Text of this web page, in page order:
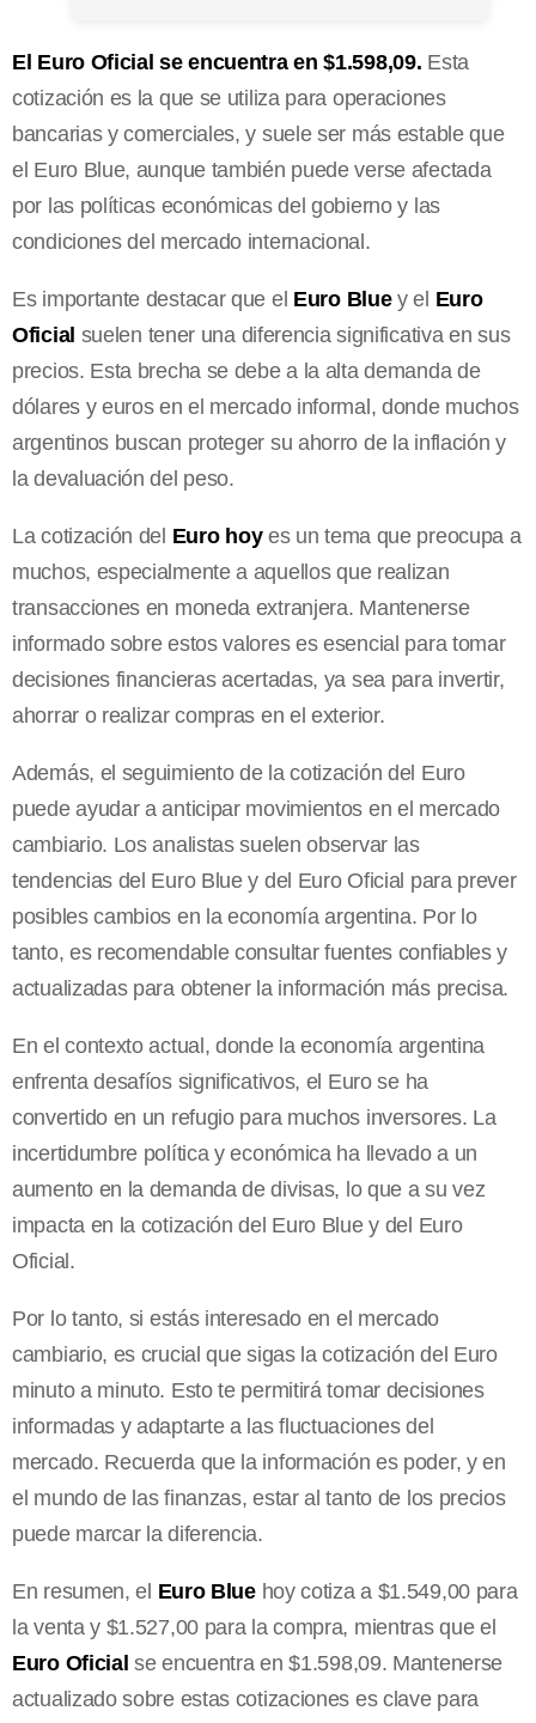
El Euro Oficial se encuentra en $1.598,09. Esta
cotización es la que se utiliza para operaciones
bancarias y comerciales, y suele ser más estable que
el Euro Blue, aunque también puede verse afectada
por las políticas económicas del gobierno y las
condiciones del mercado internacional.
Es importante destacar que el Euro Bluey el Euro
Oficial suelen tener una diferencia significativa en sus
precios. Esta brecha se debe a la alta demanda de
dólares y euros en el mercado informal, donde muchos
argentinos buscan proteger su ahorro de la inflación y
la devaluación del peso.
La cotización del Euro hoyes un tema que preocupa a
muchos, especialmente a aquellos que realizan
transacciones en moneda extranjera. Mantenerse
informado sobre estos valores es esencial para tomar
decisiones financieras acertadas, ya sea para invertir,
ahorrar o realizar compras en el exterior.
Además, el seguimiento de la cotización del Euro
puede ayudar a anticipar movimientos en el mercado
cambiario. Los analistas suelen observar las
tendencias del Euro Blue y del Euro Oficial para prever
posibles cambios en la economía argentina. Por lo
tanto, es recomendable consultar fuentes confiables y
actualizadas para obtener la información más precisa.
En el contexto actual, donde la economía argentina
enfrenta desafíos significativos, el Euro se ha
convertido en un refugio para muchos inversores. La
incertidumbre política y económica ha llevado a un
aumento en la demanda de divisas, lo que a su vez
impacta en la cotización del Euro Blue y del Euro
Oficial.
Por lo tanto, si estás interesado en el mercado
cambiario, es crucial que sigas la cotización del Euro
minuto a minuto. Esto te permitirá tomar decisiones
informadas y adaptarte a las fluctuaciones del
mercado. Recuerda que la información es poder, y en
el mundo de las finanzas, estar al tanto de los precios
puede marcar la diferencia.
En resumen, el Euro Bluehoy cotiza a $1.549,00 para
la venta y $1.527,00 para la compra, mientras que el
Euro Oficial se encuentra en $1.598,09. Mantenerse
actualizado sobre estas cotizaciones es clave para